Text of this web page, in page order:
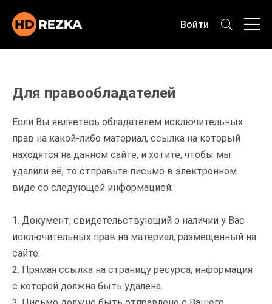
Войти
Для правообладателей
Если Вы являетесь обладателем исключительных
прав на какой-либо материал, ссылка на который
находятся на данном сайте, и хотите, чтобы мы
удалили её, то отправьте письмо в электронном
виде со следующей информацией:
1. Документ, свидетельствующий о наличии у Вас
исключительных прав на материал, размещенный на
сайте.
2. Прямая ссылка на страницу ресурса, информация
с которой должна быть удалена.